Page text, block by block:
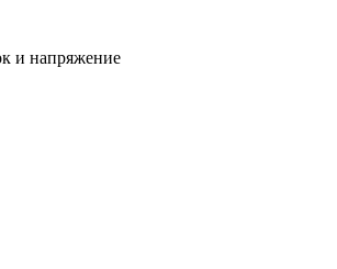
и напряжение